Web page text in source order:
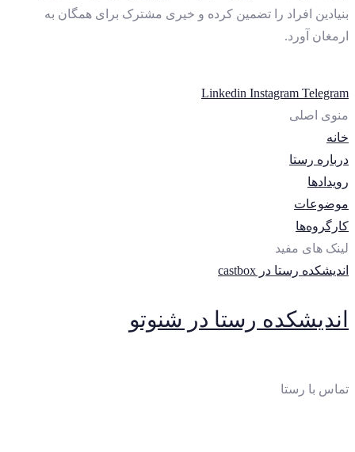
بنیادین افراد را تضمین کرده و خیری مشترک برای همگان به
ارمغان آورد.
Linkedin Instagram Telegram
منوی اصلی
خانه
درباره رستا
رویدادها
موضوعات
کارگروه‌ها
لینک های مفید
اندیشکده رستا در castbox
اندیشکده رستا در شنوتو
تماس با رستا